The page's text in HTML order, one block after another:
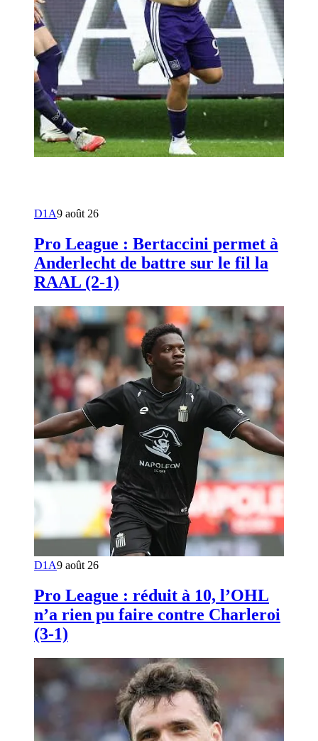
D1A9 août 26
Pro League : Bertaccini permet à
Anderlecht de battre sur le fil la
RAAL (2-1)
D1A9 août 26
Pro League : réduit à 10, l’OHL
n’a rien pu faire contre Charleroi
(3-1)